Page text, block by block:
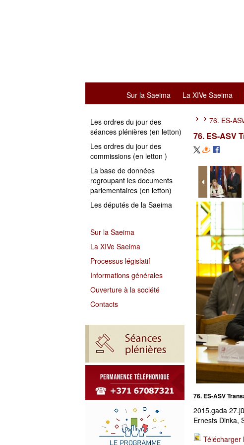
Sur la Saeima La XIVe Saeima
Les ordres du jour des
séances plénières (en letton)
Les ordres du jour des
commissions (en letton )
La base de données
regroupant les documents
parlementaires (en letton)
Les députés de la Saeima
Sur la Saeima
La XIVe Saeima
Processus législatif
Informations générales
Ouverture à la société
Contacts
76. ES-
76. ES-ASV
76. ES-ASV
2015.gada
Ernests Dinka,
Télécharger